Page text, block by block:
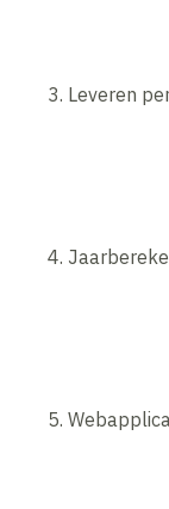
3. Leveren
4.
5.